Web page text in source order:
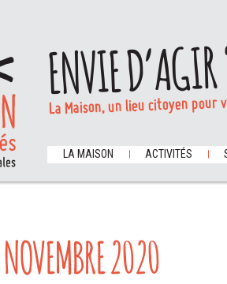
ENVIE
La Maison, un lieu citoyen
LA MAISON ACTIVITÉS
2020